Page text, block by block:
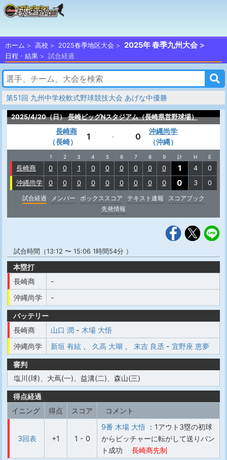
ホーム 高校 2025春季地区大会 2025年 春季九州大会
日程・結果 試合経過
第51回 九州中学校軟式野球競技大会 あげな中優勝
2025/4/20（日） 長崎ビッグNスタジアム（長崎県営野球場）
長崎商
（長崎）
1 - 0
沖縄尚学
（沖縄）
1 2 3 4 5 6 7 8 9 計 H E
長崎商 0 0 1 0 0 0 0 0 0 1 4
0
沖縄尚学
0 0 0 0 0 0 0 0 0 0 3
0
試合経過
メンバー ボックススコア テキスト速報
スコアブック
先発情報
試合時間（13:12 〜 15:06 1時間54分 ）
本塁打
長崎商
-
沖縄尚学
-
バッテリー
長崎商
山口 潤 - 木場 大悟
沖縄尚学
新垣 有絃 久高 大瑚 末吉 良丞 - 宜野座 恵夢
審判
塩川(球)、大蔦(一)、益溝(二)、森山(三)
得点経過
イニング
得点 スコア コメント
3回表 +1 1 - 0
9番 木場 大悟 ：1アウト3塁の初球
からピッチャーに転がして送りバン
ト成功
長崎商先制